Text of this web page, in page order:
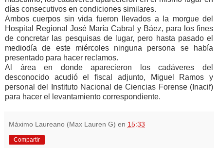
días consecutivos en condiciones similares.
Ambos cuerpos sin vida fueron llevados a la morgue del
Hospital Regional José María Cabral y Báez, para los fines
de concretar las pesquisas de lugar, pero hasta pasado el
mediodía de este miércoles ninguna persona se había
presentado para hacer reclamos.
Al área en donde aparecieron los cadáveres del
desconocido acudió el fiscal adjunto, Miguel Ramos y
personal del Instituto Nacional de Ciencias Forense (Inacif)
para hacer el levantamiento correspondiente.
Máximo Laureano (Max Lauren G) en 15:33
Compartir